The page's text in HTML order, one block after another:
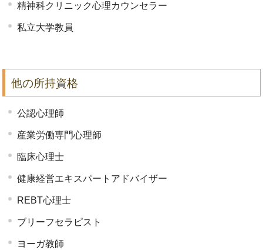
精神科クリニック心理カウンセラー
私立大学教員
他の所持資格
公認心理師
産業労働専門心理師
臨床心理士
健康経営エキスパートアドバイザー
REBT心理士
ブリーフセラピスト
ヨーガ教師